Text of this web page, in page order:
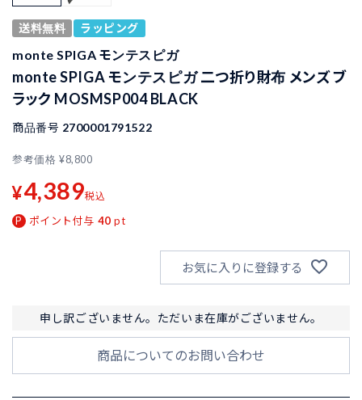
送料無料 ラッピング
monte SPIGA モンテスピガ
monte SPIGA モンテスピガ 二つ折り財布 メンズ ブ
ラック MOSMSP004 BLACK
商品番号 2700001791522
参考価格 ¥8,800
¥4,389税込
ポイント付与 40 pt
お気に入りに登録する
申し訳ございません。ただいま在庫がございません。
商品についてのお問い合わせ